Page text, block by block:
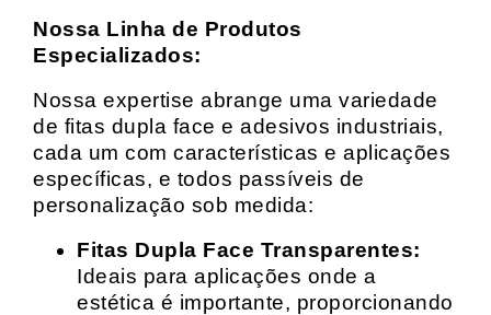
Nossa Linha de Produtos
Especializados:
Nossa expertise abrange uma variedade
de fitas dupla face e adesivos industriais,
cada um com características e aplicações
específicas, e todos passíveis de
personalização sob medida:
Fitas Dupla Face Transparentes:
Ideais para aplicações onde a
estética é importante, proporcionando